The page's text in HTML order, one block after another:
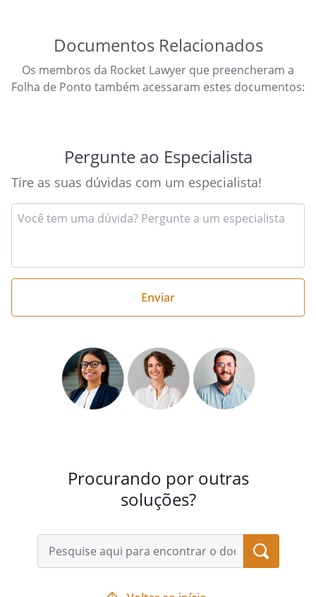
Documentos Relacionados
Os membros da Rocket Lawyer que preencheram a
Folha de Ponto também acessaram estes documentos:
Pergunte ao Especialista
Tire as suas dúvidas com um especialista!
sua
pergunta
Procurando por outras
soluções?